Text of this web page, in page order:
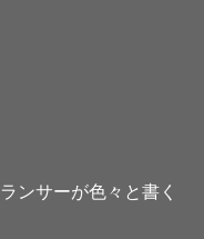
ンサーが色々と書く